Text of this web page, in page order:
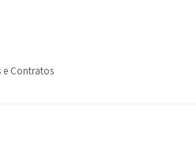
e Contratos